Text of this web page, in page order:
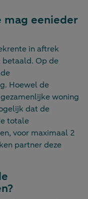
mag eenieder
in aftrek
betaald. Op de
Hoewel de
woning
dat de
totale
voor maximaal 2
partner deze